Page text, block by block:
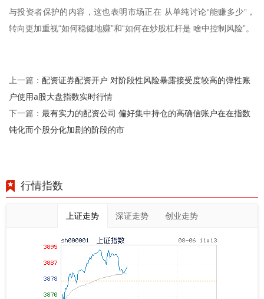
与投资者保护的内容，这也表明市场正在 从单纯讨论“能赚多少”，
转向更加重视“如何稳健地赚”和“如何在炒股杠杆是 啥中控制风险”。
上一篇： 配资证券配资开户 对阶段性风险暴露接受度较高的弹性账
户使用a股大盘指数实时行情
下一篇： 最有实力的配资公司 偏好集中持仓的高确信账户在在指数
钝化而个股分化加剧的阶段的市
行情指数
上证走势 深证走势 创业走势